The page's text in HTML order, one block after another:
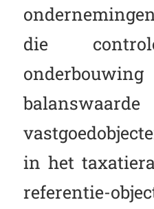
die
in het
referentie-